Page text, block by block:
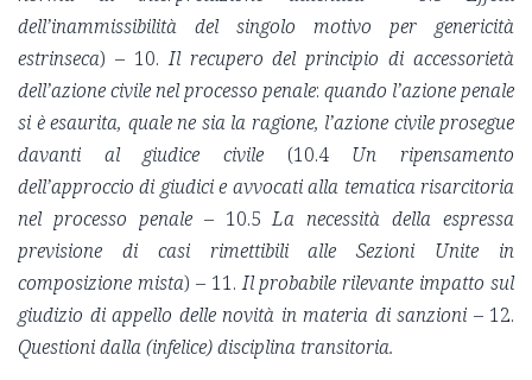
dell’inammissibilità del singolo motivo per genericità
estrinseca) – 10.Il recupero del principio di accessorietà
dell’azione civile nel processo penale: quando l’azione penale
si è esaurita, quale ne sia la ragione, l’azione civile prosegue
davanti al giudice civile (10.4 Un ripensamento
dell’approccio di giudici e avvocati alla tematica risarcitoria
nel processo penale– 10.5La necessità della espressa
previsione di casi rimettibili alle Sezioni Unite in
composizione mista) – 11.Il probabile rilevante impatto sul
giudizio di appello delle novità in materia di sanzioni – 12.
Questioni dalla (infelice) disciplina transitoria.